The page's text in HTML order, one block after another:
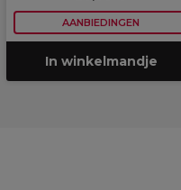
AANBIEDINGEN
In winkelmandje